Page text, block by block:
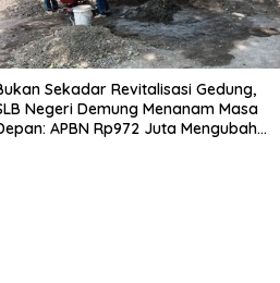
Sekadar Revitalisasi Gedung,
Negeri Demung Menanam Masa
APBN Rp972 Juta Mengubah